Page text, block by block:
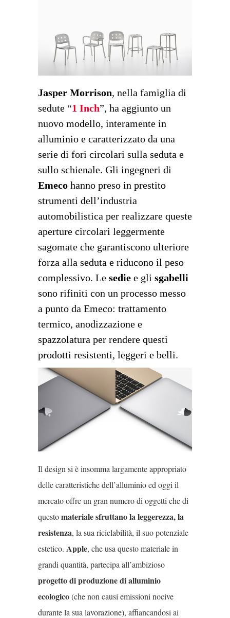
Jasper Morrison, nella famiglia di
sedute “1 Inch”, ha aggiunto un
nuovo modello, interamente in
alluminio e caratterizzato da una
serie di fori circolari sulla seduta e
sullo schienale. Gli ingegneri di
Emeco hanno preso in prestito
strumenti dell’industria
automobilistica per realizzare queste
aperture circolari leggermente
sagomate che garantiscono ulteriore
forza alla seduta e riducono il peso
complessivo. Le sedie e gli sgabelli
sono rifiniti con un processo messo
a punto da Emeco: trattamento
termico, anodizzazione e
spazzolatura per rendere questi
prodotti resistenti, leggeri e belli.
Il design si è insomma largamente appropriato
delle caratteristiche dell’alluminio ed oggi il
mercato offre un gran numero di oggetti che di
questomateriale sfruttano la leggerezza, la
resistenza, la sua riciclabilità, il suo potenziale
estetico. Apple, che usa questo materiale in
grandi quantità, partecipa all’ambizioso
progetto di produzione di alluminio
ecologico(che non causi emissioni nocive
durante la sua lavorazione), affiancandosi ai